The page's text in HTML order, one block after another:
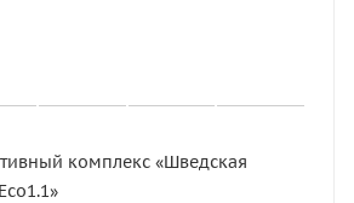
комплекс «Шведская